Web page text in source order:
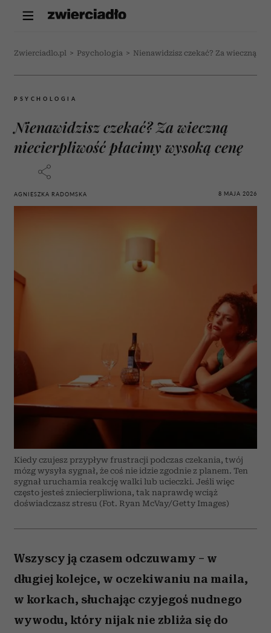
Zwierciadlo.pl > Psychologia > Nienawidzisz czekać? Za wieczną
PSYCHOLOGIA
Nienawidzisz czekać? Za wieczną
niecierpliwość płacimy wysoką cenę
AGNIESZKA RADOMSKA 8 MAJA 2026
Kiedy czujesz przypływ frustracji podczas czekania, twój
mózg wysyła sygnał, że coś nie idzie zgodnie z planem. Ten
sygnał uruchamia reakcję walki lub ucieczki. Jeśli więc
często jesteś zniecierpliwiona, tak naprawdę wciąż
doświadczasz stresu (Fot. Ryan McVay/Getty Images)
Wszyscy ją czasem odczuwamy – w
długiej kolejce, w oczekiwaniu na maila,
w korkach, słuchając czyjegoś nudnego
wywodu, który nijak nie zbliża się do